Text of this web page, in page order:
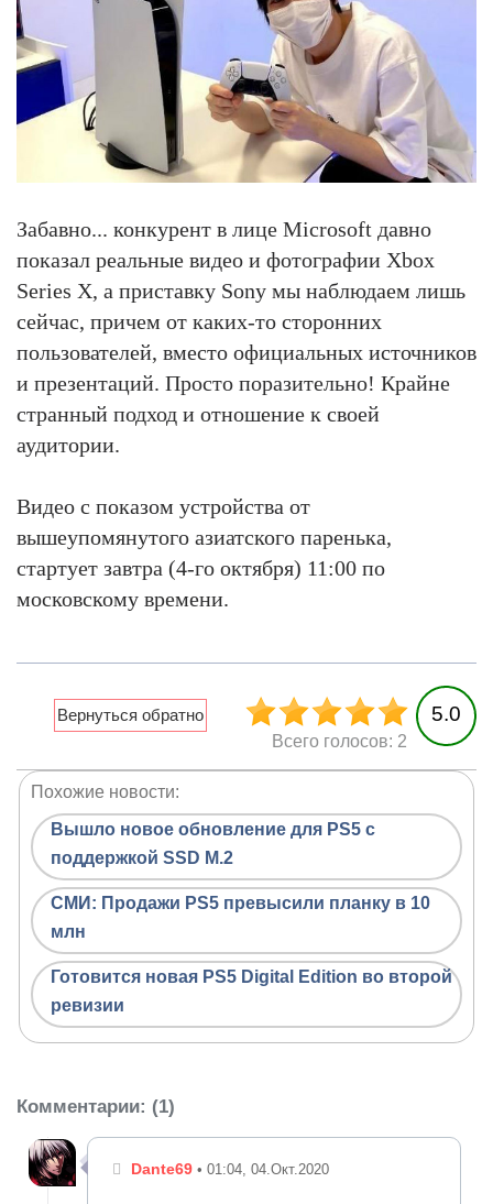
Забавно... конкурент в лице Microsoft давно
показал реальные видео и фотографии Xbox
Series X, а приставку Sony мы наблюдаем лишь
сейчас, причем от каких-то сторонних
пользователей, вместо официальных источников
и презентаций. Просто поразительно! Крайне
странный подход и отношение к своей
аудитории.
Видео с показом устройства от
вышеупомянутого азиатского паренька,
стартует завтра (4-го октября) 11:00 по
московскому времени.
5.0
Всего голосов: 2
Похожие новости:
Вышло новое обновление для PS5 с
поддержкой SSD M.2
СМИ: Продажи PS5 превысили планку в 10
млн
Готовится новая PS5 Digital Edition во второй
ревизии
Комментарии: (1)
Dante69 • 01:04, 04.Окт.2020